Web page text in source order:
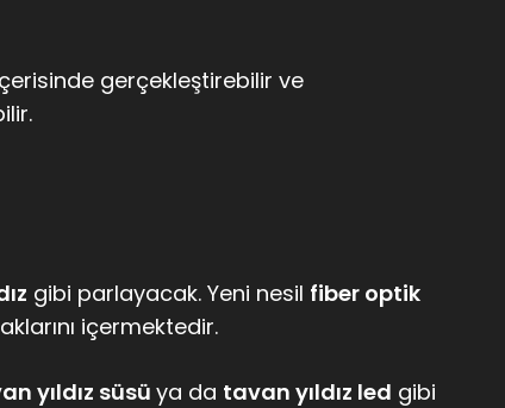
gerçekleştirebilir ve
gibi parlayacak. Yeni nesil fiber optik
içermektedir.
yıldız süsüya da tavan yıldız led gibi